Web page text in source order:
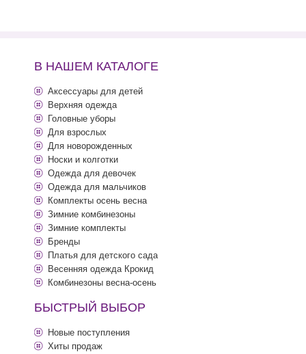
В НАШЕМ КАТАЛОГЕ
Аксессуары для детей
Верхняя одежда
Головные уборы
Для взрослых
Для новорожденных
Носки и колготки
Одежда для девочек
Одежда для мальчиков
Комплекты осень весна
Зимние комбинезоны
Зимние комплекты
Бренды
Платья для детского сада
Весенняя одежда Крокид
Комбинезоны весна-осень
БЫСТРЫЙ ВЫБОР
Новые поступления
Хиты продаж